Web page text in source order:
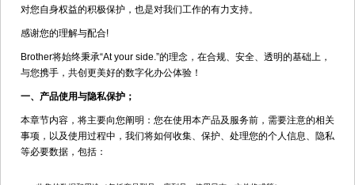
有线网络驱动安装
对您自身权益的积极保护，也是对我们工作的有力支持。
感谢您的理解与配合!
Brother将始终秉承“At your side.”的理念，在合规、安全、透明的基础上，
与您携手，共创更美好的数字化办公体验！
一、产品使用与隐私保护；
本章节内容，将主要向您阐明：您在使用本产品及服务前，需要注意的相关
事项，以及使用过程中，我们将如何收集、保护、处理您的个人信息、隐私
等必要数据，包括：